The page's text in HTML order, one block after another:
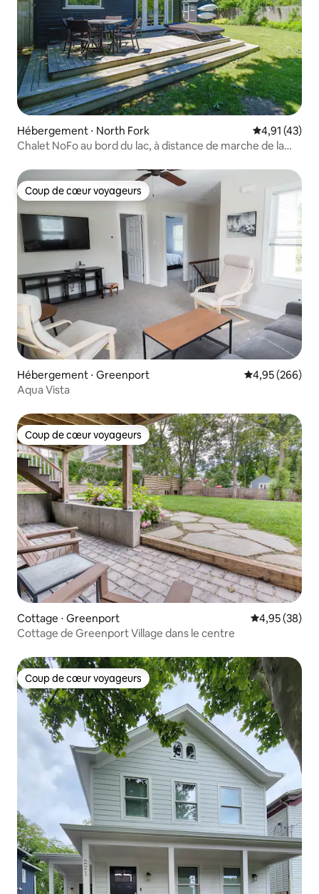
Hébergement ⋅ North Fork Évaluation
4,91 (43)
Chalet NoFo au bord du lac, à distance de marche de la
Coup de cœur voyageurs
Coup de cœur voyageurs
Hébergement ⋅ Greenport Évaluation
4,95 (266)
Aqua Vista
Coup de cœur voyageurs
Coup de cœur voyageurs
Cottage ⋅ Greenport Évaluation
4,95 (38)
Cottage de Greenport Village dans le centre
Coup de cœur voyageurs
Coup de cœur voyageurs